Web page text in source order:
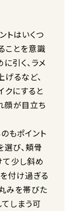
トはいくつ
ことを意識
引く、ラメ
るなど、
クにすると
顔が目立ち
もポイント
選び、頬骨
少し斜め
付け過ぎる
みを帯びた
しまう可